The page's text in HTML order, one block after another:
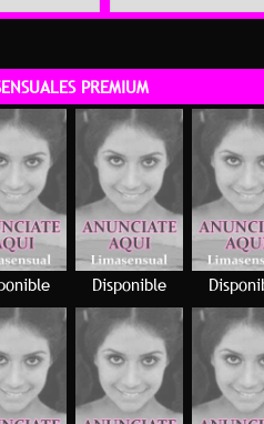
PREMIUM
Disponible